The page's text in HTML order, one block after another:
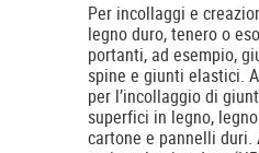
Per incollaggi e
legno duro, tenero o
portanti, ad esempio,
spine e giunti elastici.
per l’incollaggio di
superfici in legno,
cartone e pannelli duri.